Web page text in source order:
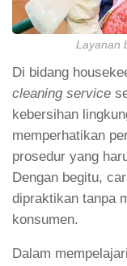
Layanan
Di bidang
cleaning service
kebersihan
memperhatikan
prosedur yang
Dengan begitu,
dipraktikan tanpa
konsumen.
Dalam